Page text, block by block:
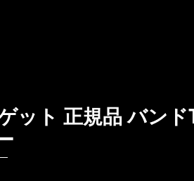
ット 正規品 バンド